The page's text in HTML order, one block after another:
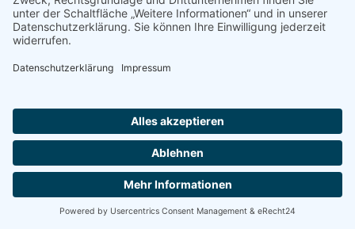
Ort:
Kirche Heilig Geist
2026 Pfarreiengemeinschaft Heilig Geist und Zwölf
Impressum|Datenschutzerklärung